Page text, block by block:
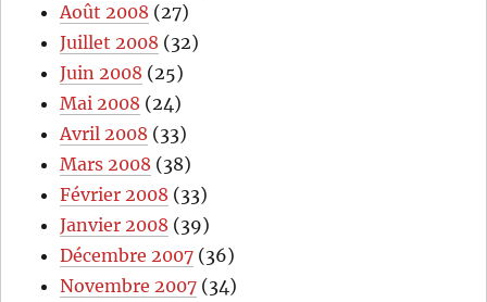
Août 2008 (27)
Juillet 2008 (32)
Juin 2008 (25)
Mai 2008 (24)
Avril 2008 (33)
Mars 2008 (38)
Février 2008 (33)
Janvier 2008 (39)
Décembre 2007 (36)
Novembre 2007 (34)